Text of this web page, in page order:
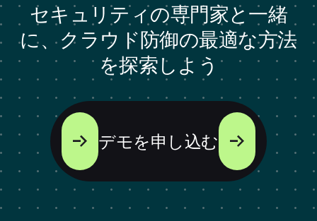
セキュリティの専門家と一緒
に、クラウド防御の最適な方法
を探索しよう
デモを申し込む